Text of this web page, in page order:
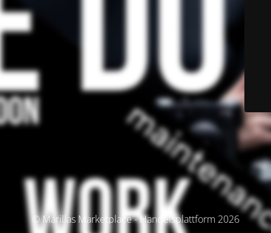
© Marillas Marketplace - Handelsplattform 2026